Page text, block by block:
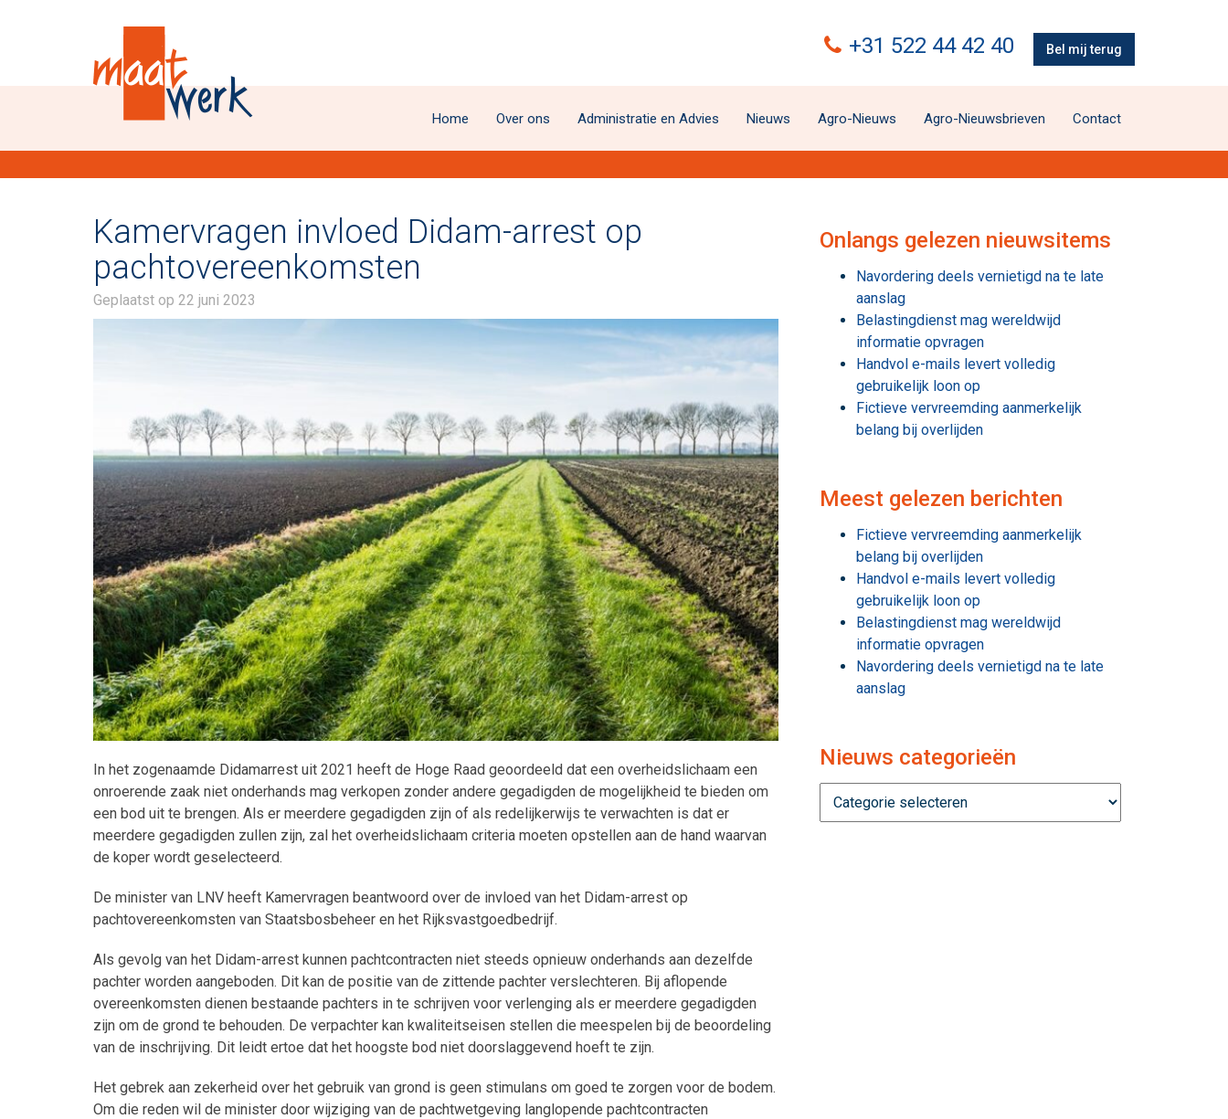
Maatwerk
+31 522 44 42 40 Bel mij terug
Home Over ons Administratie en Advies Nieuws Agro-Nieuws Agro-Nieuwsbrieven Contact
Kamervragen invloed Didam-arrest op
pachtovereenkomsten
Geplaatst op 22 juni 2023
In het zogenaamde Didamarrest uit 2021 heeft de Hoge Raad geoordeeld dat een overheidslichaam een
onroerende zaak niet onderhands mag verkopen zonder andere gegadigden de mogelijkheid te bieden om
een bod uit te brengen. Als er meerdere gegadigden zijn of als redelijkerwijs te verwachten is dat er
meerdere gegadigden zullen zijn, zal het overheidslichaam criteria moeten opstellen aan de hand waarvan
de koper wordt geselecteerd.
De minister van LNV heeft Kamervragen beantwoord over de invloed van het Didam-arrest op
pachtovereenkomsten van Staatsbosbeheer en het Rijksvastgoedbedrijf.
Als gevolg van het Didam-arrest kunnen pachtcontracten niet steeds opnieuw onderhands aan dezelfde
pachter worden aangeboden. Dit kan de positie van de zittende pachter verslechteren. Bij aflopende
overeenkomsten dienen bestaande pachters in te schrijven voor verlenging als er meerdere gegadigden
zijn om de grond te behouden. De verpachter kan kwaliteitseisen stellen die meespelen bij de beoordeling
van de inschrijving. Dit leidt ertoe dat het hoogste bod niet doorslaggevend hoeft te zijn.
Het gebrek aan zekerheid over het gebruik van grond is geen stimulans om goed te zorgen voor de bodem.
Om die reden wil de minister door wijziging van de pachtwetgeving langlopende pachtcontracten
Onlangs gelezen nieuwsitems
Navordering deels vernietigd na te late
aanslag
Belastingdienst mag wereldwijd
informatie opvragen
Handvol e-mails levert volledig
gebruikelijk loon op
Fictieve vervreemding aanmerkelijk
belang bij overlijden
Meest gelezen berichten
Fictieve vervreemding aanmerkelijk
belang bij overlijden
Handvol e-mails levert volledig
gebruikelijk loon op
Belastingdienst mag wereldwijd
informatie opvragen
Navordering deels vernietigd na te late
aanslag
Nieuws categorieën
categorieën